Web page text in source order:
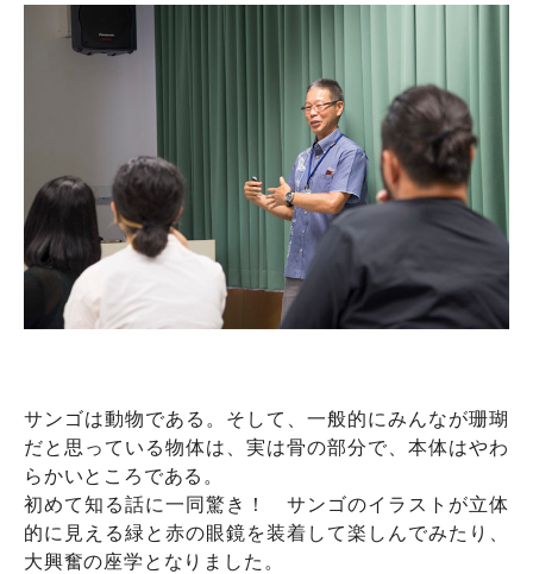
サンゴは動物である。そして、一般的にみんなが珊瑚
だと思っている物体は、実は骨の部分で、本体はやわ
らかいところである。
初めて知る話に一同驚き！ サンゴのイラストが立体
的に見える緑と赤の眼鏡を装着して楽しんでみたり、
大興奮の座学となりました。